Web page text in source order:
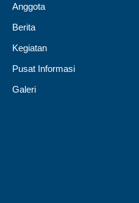
Anggota
Berita
Kegiatan
Pusat Informasi
Galeri